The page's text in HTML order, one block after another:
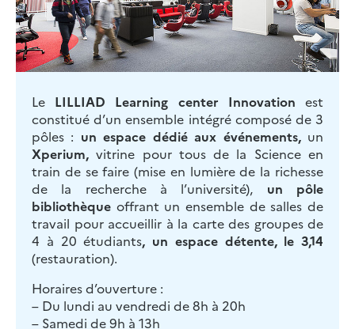
Le LILLIAD Learning center Innovationest
constitué d’un ensemble intégré composé de 3
pôles : un espace dédié aux événements, un
Xperium,vitrine pour tous de la Science en
train de se faire (mise en lumière de la richesse
de la recherche à l’université), un pôle
bibliothèque offrant un ensemble de salles de
travail pour accueillir à la carte des groupes de
4 à 20 étudiants, un espace détente, le 3,14
(restauration).
Horaires d’ouverture :
– Du lundi au vendredi de 8h à 20h
– Samedi de 9h à 13h